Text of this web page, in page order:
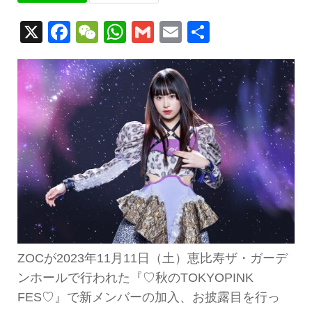
X Facebook
WeChat
WhatsApp
GmailEmail
有
ZOCが2023年11月11日（土）恵比寿ザ・ガーデ
ンホールで行われた『♡秋のTOKYOPINK
FES♡』で新メンバーの加入、お披露目を行っ